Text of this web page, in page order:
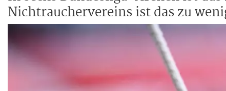
Nichtrauchervereins ist das zu